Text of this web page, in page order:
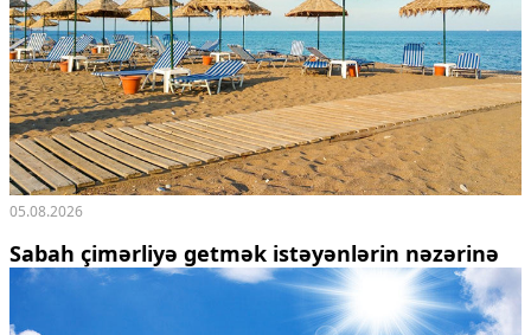
05.08.2026
Sabah çimərliyə getmək istəyənlərin nəzərinə